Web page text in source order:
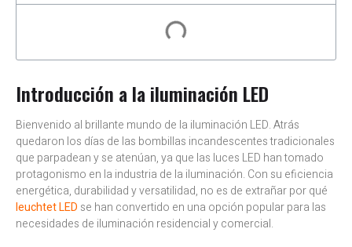
Introducción a la iluminación LED
Bienvenido al brillante mundo de la iluminación LED. Atrás
quedaron los días de las bombillas incandescentes tradicionales
que parpadean y se atenúan, ya que las luces LED han tomado
protagonismo en la industria de la iluminación. Con su eficiencia
energética, durabilidad y versatilidad, no es de extrañar por qué
leuchtet LED se han convertido en una opción popular para las
necesidades de iluminación residencial y comercial.